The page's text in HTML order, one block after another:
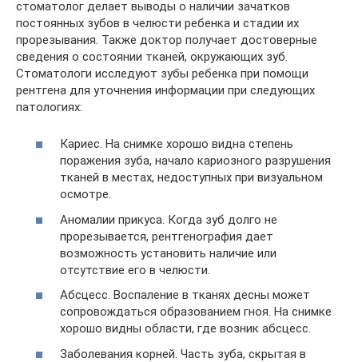
стоматолог делает выводы о наличии зачатков
постоянных зубов в челюсти ребенка и стадии их
прорезывания. Также доктор получает достоверные
сведения о состоянии тканей, окружающих зуб.
Стоматологи исследуют зубы ребенка при помощи
рентгена для уточнения информации при следующих
патологиях:
Кариес. На снимке хорошо видна степень
поражения зуба, начало кариозного разрушения
тканей в местах, недоступных при визуальном
осмотре.
Аномалии прикуса. Когда зуб долго не
прорезывается, рентгенография дает
возможность установить наличие или
отсутствие его в челюсти.
Абсцесс. Воспаление в тканях десны может
сопровождаться образованием гноя. На снимке
хорошо видны области, где возник абсцесс.
Заболевания корней. Часть зуба, скрытая в